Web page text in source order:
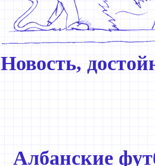
Новость,
Албанские